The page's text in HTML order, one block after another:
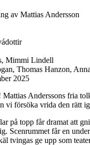
av Mattias Andersson
Mimmi Lindell
Thomas Hanzon,
2025
Anderssons fria
vi försöka vrida den rätt
på topp får dramat
Scenrummet får en
tvingas ge upp som